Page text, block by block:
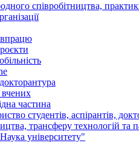
співробітництва,
частина
студентів, аспірантів,
трансферу технологій та
університету"